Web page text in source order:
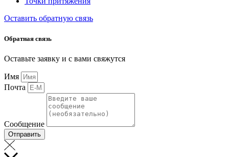
Оставить обратную связь
Обратная связь
Оставьте заявку и с вами свяжутся
Имя
Почта
Сообщение
Отправить